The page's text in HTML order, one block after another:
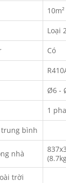
Loại
Có
Ø6 -
1
bình
nhà
trời